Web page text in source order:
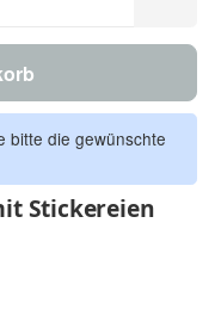
bitte die gewünschte
Stickereien